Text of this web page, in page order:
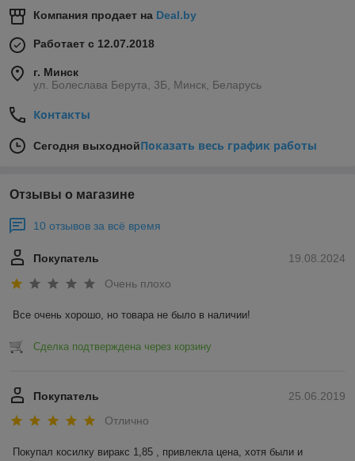
Компания продает на Deal.by
Работает с 12.07.2018
г. Минск
ул. Болеслава Берута, 3Б, Минск, Беларусь
Контакты
Сегодня выходнойПоказать весь график работы
Отзывы о магазине
10 отзывов за всё время
19.08.2024
Покупатель
Очень плохо
Все очень хорошо, но товара не было в наличии!
Сделка подтверждена через корзину
25.06.2019
Покупатель
Отлично
Покупал косилку виракс 1,85 , привлекла цена, хотя были и